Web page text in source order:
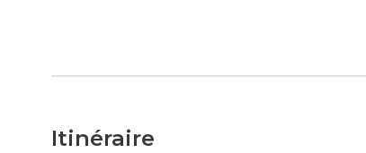
Itinéraire